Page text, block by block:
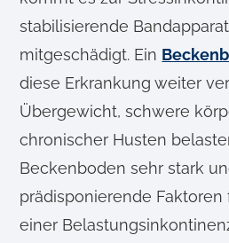
stabilisierende
mitgeschädigt. Ein
diese Erkrankung weiter
Übergewicht, schwere
chronischer Husten
Beckenboden sehr stark
prädisponierende
einer